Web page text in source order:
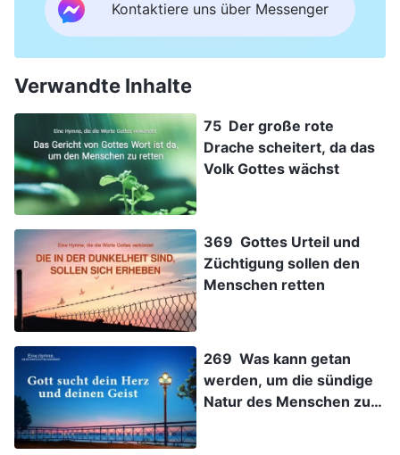
Kontaktiere uns über Messenger
Verwandte Inhalte
75 Der große rote
Drache scheitert, da das
Volk Gottes wächst
369 Gottes Urteil und
Züchtigung sollen den
Menschen retten
269 Was kann getan
werden, um die sündige
Natur des Menschen zu